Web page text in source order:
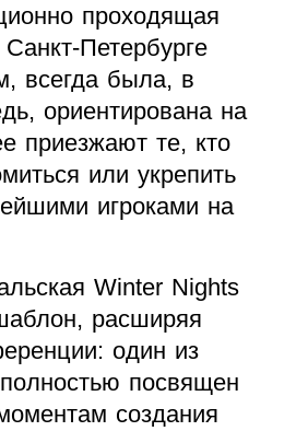
проходящая
Петербурге
всегда была, в
ориентирована на
приезжают те, кто
или укрепить
игроками на
Winter Nights
расширяя
один из
посвящен
создания